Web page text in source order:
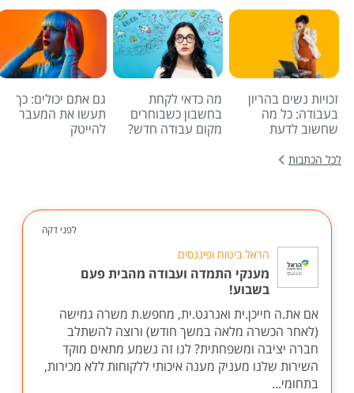
זכויות נשים בהריון
בעבודה: כל מה
שחשוב לדעת
מה כדאי לקחת
בחשבון כשבוחרים
מקום עבודה חדש?
גם אתם יכולים: כך
תעשו את המעבר
להייטק
לכל הכתבות
לפני דקה
הראל ביטוח ופיננסים
מענקי התמדה ועבודה מהבית פעם
בשבוע!
אם את.ה חייכן.ית ואנרגט.ית, מחפש.ת משרה גמישה
(לאחר הכשרה מלאה במשך חודש) ורוצה להשתלב
חברה יציבה ומשפחתית? לנו זה נשמע מתאים מוקד
השירות שלנו מעניק מענה איכותי ללקוחות ללא מכירות,
בתחומי...